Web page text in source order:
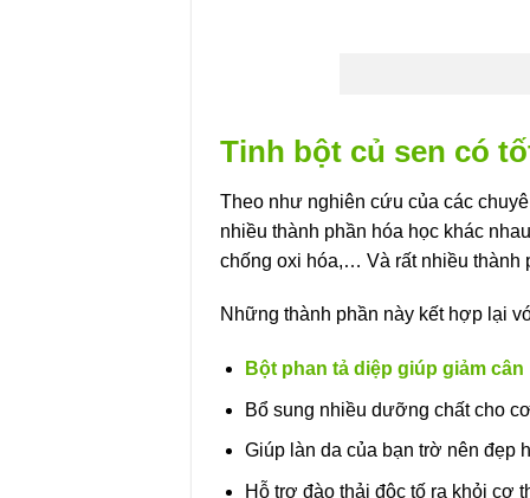
Tinh bột củ sen có
Theo như nghiên cứu của các
nhiều thành phần hóa học khác
chống oxi hóa,… Và rất nhiều thành
Những thành phần này kết hợp lại
Bột phan tả diệp giúp giảm cân
Bổ sung nhiều dưỡng chất cho
Giúp làn da của bạn trờ nên đẹp
Hỗ trợ đào thải độc tố ra khỏi cơ